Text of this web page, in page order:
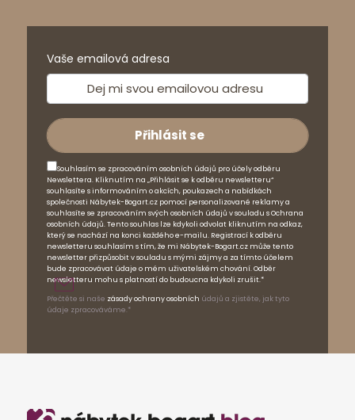
Vaše emailová adresa
Souhlasím se zpracováním osobních údajů pro účely odběru
Newslettera. Kliknutím na „Přihlásit se k odběru newsletteru“
souhlasíte s informováním o akcích, poukazech a nabídkách
společnosti Nábytek-Bogart.cz pomocí personalizované reklamy a
souhlasíte se zpracováním svých osobních údajů v souladu s Ochrana
osobních údajů. Tento souhlas lze kdykoli odvolat kliknutím na odkaz,
který se nachází na konci každého e-mailu. Registrací k odběru
newsletteru souhlasím s tím, že mi Nábytek-Bogart.cz může tento
newsletter přizpůsobit v souladu s mými zájmy a za tímto účelem
bude zpracovávat údaje o mém uživatelském chování. Odběr
newsletteru mohu s platností do budoucna kdykoli zrušit.*
Přečtěte si naše zásady ochrany osobních údajů a zjistěte, jak tyto
údaje zpracováváme.*